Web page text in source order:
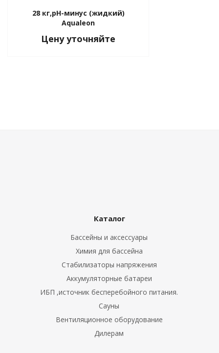
28 кг,pН-минус (жидкий)
Aqualeon
Цену уточняйте
Каталог
Бассейны и аксессуары
Химия для бассейна
Стабилизаторы напряжения
Аккумуляторные батареи
ИБП ,источник бесперебойного питания.
Сауны
Вентиляционное оборудование
Дилерам